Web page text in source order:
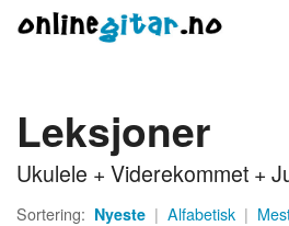
Meny
Logg inn
Leksjoner
Ukulele + Viderekommet +
Sortering: Nyeste | Alfabetisk |